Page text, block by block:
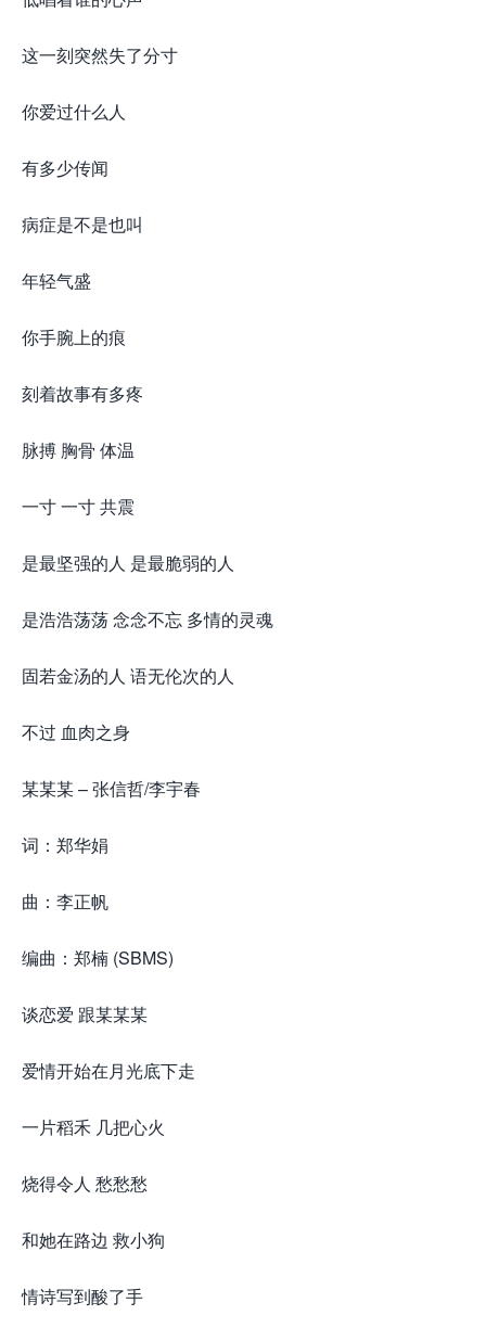
这一刻突然失了分寸
你爱过什么人
有多少传闻
病症是不是也叫
年轻气盛
你手腕上的痕
刻着故事有多疼
脉搏 胸骨 体温
一寸 一寸 共震
是最坚强的人 是最脆弱的人
是浩浩荡荡 念念不忘 多情的灵魂
固若金汤的人 语无伦次的人
不过 血肉之身
某某某 – 张信哲/李宇春
词：郑华娟
曲：李正帆
编曲：郑楠 (SBMS)
谈恋爱 跟某某某
爱情开始在月光底下走
一片稻禾 几把心火
烧得令人 愁愁愁
和她在路边 救小狗
情诗写到酸了手